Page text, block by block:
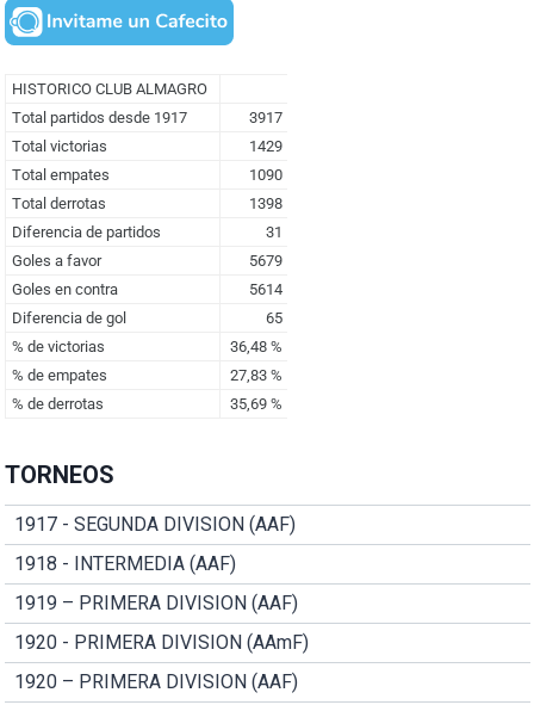
TORNEOS
1917 - SEGUNDA DIVISION (AAF)
1918 - INTERMEDIA (AAF)
1919 – PRIMERA DIVISION (AAF)
1920 - PRIMERA DIVISION (AAmF)
1920 – PRIMERA DIVISION (AAF)